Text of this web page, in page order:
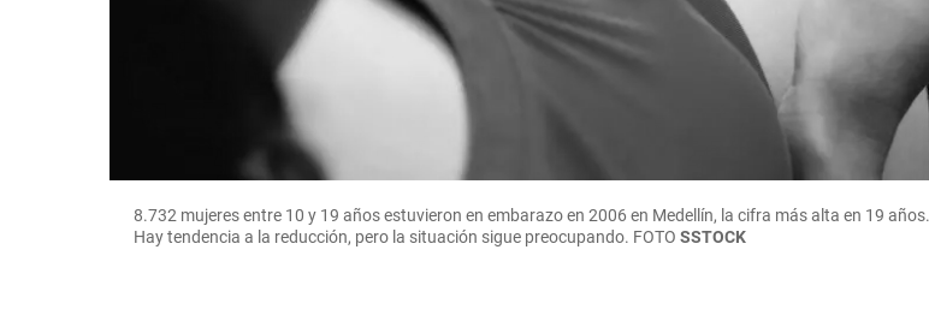
8.732 mujeres entre 10 y 19 años estuvieron en embarazo en 2006 en Medellín, la cifra más alta en 19 años.
Hay tendencia a la reducción, pero la situación sigue preocupando. FOTO SSTOCK